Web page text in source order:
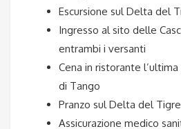
Escursione sul Delta del
Ingresso al sito delle
entrambi i versanti
Cena in ristorante
di Tango
Pranzo sul Delta del Tigre
Assicurazione medico